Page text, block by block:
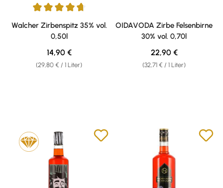
Durchschnittliche Bewertung von 4.87 von 5 Sternen
Walcher Zirbenspitz 35% vol.
0,50l
(29,80 € / 1 Liter)
Regulärer Preis:
14,90 €
OIDAVODA Zirbe Felsenbirne
30% vol. 0,70l
(32,71 € / 1 Liter)
Regulärer Preis:
22,90 €